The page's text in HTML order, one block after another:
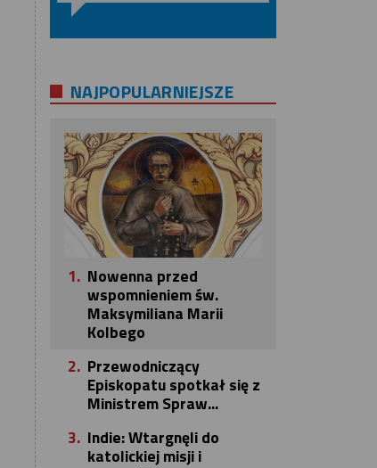
NAJPOPULARNIEJSZE
1. Nowenna przed
wspomnieniem św.
Maksymiliana Marii
Kolbego
2. Przewodniczący
Episkopatu spotkał się z
Ministrem Spraw...
3. Indie: Wtargnęli do
katolickiej misji i